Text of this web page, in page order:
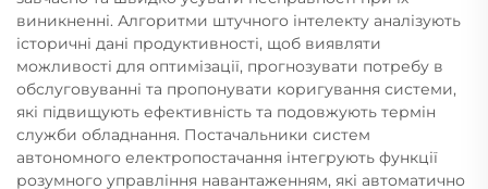
виникненні. Алгоритми штучного інтелекту аналізують
історичні дані продуктивності, щоб виявляти
можливості для оптимізації, прогнозувати потребу в
обслуговуванні та пропонувати коригування системи,
які підвищують ефективність та подовжують термін
служби обладнання. Постачальники систем
автономного електропостачання інтегрують функції
розумного управління навантаженням, які автоматично